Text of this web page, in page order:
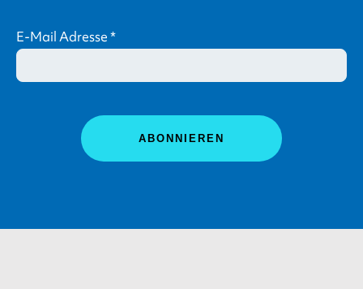
E-Mail Adresse*